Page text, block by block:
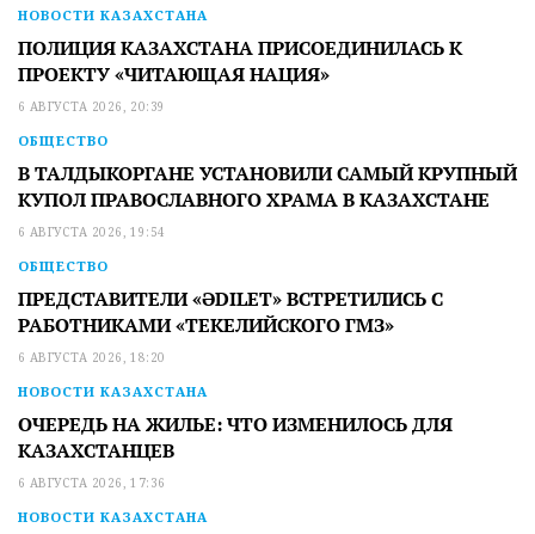
НОВОСТИ КАЗАХСТАНА
ПОЛИЦИЯ КАЗАХСТАНА ПРИСОЕДИНИЛАСЬ К
ПРОЕКТУ «ЧИТАЮЩАЯ НАЦИЯ»
6 АВГУСТА 2026, 20:39
ОБЩЕСТВО
В ТАЛДЫКОРГАНЕ УСТАНОВИЛИ САМЫЙ КРУПНЫЙ
КУПОЛ ПРАВОСЛАВНОГО ХРАМА В КАЗАХСТАНЕ
6 АВГУСТА 2026, 19:54
ОБЩЕСТВО
ПРЕДСТАВИТЕЛИ «ӘDILET» ВСТРЕТИЛИСЬ С
РАБОТНИКАМИ «ТЕКЕЛИЙСКОГО ГМЗ»
6 АВГУСТА 2026, 18:20
НОВОСТИ КАЗАХСТАНА
ОЧЕРЕДЬ НА ЖИЛЬЕ: ЧТО ИЗМЕНИЛОСЬ ДЛЯ
КАЗАХСТАНЦЕВ
6 АВГУСТА 2026, 17:36
НОВОСТИ КАЗАХСТАНА